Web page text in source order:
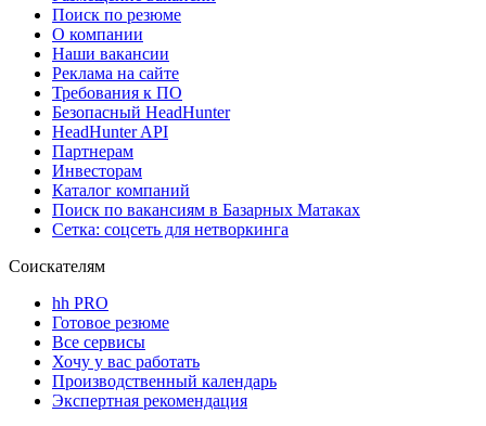
Поиск по резюме
О компании
Наши вакансии
Реклама на сайте
Требования к ПО
Безопасный HeadHunter
HeadHunter API
Партнерам
Инвесторам
Каталог компаний
Поиск по вакансиям в Базарных Матаках
Сетка: соцсеть для нетворкинга
Соискателям
hh PRO
Готовое резюме
Все сервисы
Хочу у вас работать
Производственный календарь
Экспертная рекомендация